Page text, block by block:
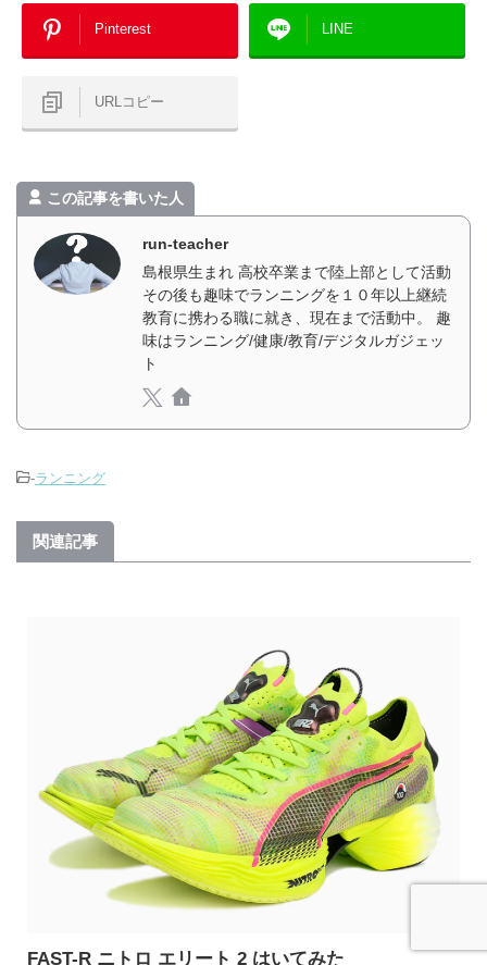
Pinterest LINE
URLコピー
この記事を書いた人
run-teacher
島根県生まれ 高校卒業まで陸上部として活動
その後も趣味でランニングを１０年以上継続
教育に携わる職に就き、現在まで活動中。 趣
味はランニング/健康/教育/デジタルガジェッ
ト
-ランニング
関連記事
FAST-R ニトロ エリート 2 はいてみた